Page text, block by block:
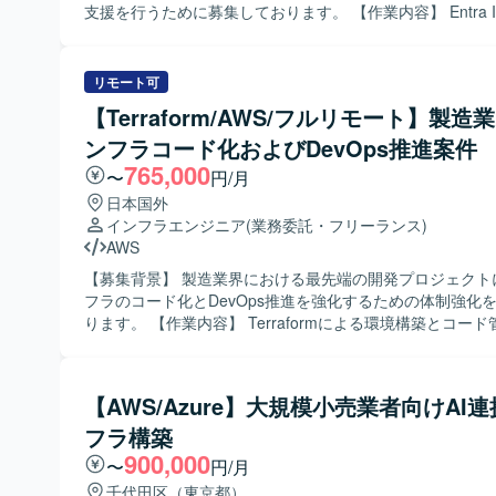
支援を行うために募集しております。 【作業内容】 Entra IDおよび
術サポートを行っていただきます。ID管理においては、コ
運用効率化、セキュリティ向上、ガバナンス強化を目的と
援を行っていただきます。アクセス管理では、セキュリテ
的とした各種ポリシー運用や改善を担当していただきます
管理では、セキュリティ向上および運用効率化を目的とし
設計や運用支援を行っていただきます。アプリ管理におい
ュリティ向上を目的としたアプリ配布やアプリ保護ポリシ
援を行っていただきます。AVD実装においては、ID統合管
点からEntra IDおよびIntuneに関する技術サポートを実施
ます。 【求める人物像】 課題の背景や要件を正しく理解し、主体的に
解決策を検討し提案から実施まで推進できる方を求めてお
しい技術を積極的に学び、自らの知識として吸収できる方
られる方を求めております。 【ポジションの魅力】 Entra IDおよび
Intuneを中心とした最新のID管理およびデバイス管理基盤
わることで、セキュリティやガバナンス強化に直結する実
むことができます。ID管理やアクセス管理、デバイス管理
リモート可
【Terraform/AWS/フルリモート】製造
ンフラコード化およびDevOps推進案件
〜765,000円/月
日本国外
インフラエンジニア(業務委託・フリーランス)
AWS
【募集背景】 製造業界における最先端の開発プロジェク
フラのコード化とDevOps推進を強化するための体制強化
ります。 【作業内容】 Terraformによる環境構築とコード管理を行っ
だきます。 また、CI/CDおよび評価運用の仕組み化として
用基盤における効率的なCIプロセスの設計および実装、開
ードエディター）の整備とドキュメント化、クラウド上の
らコードエディターへの移行に伴う拡張機能やツールの設
【AWS/Azure】大規模小売業者向けAI
フラ構築
〜900,000円/月
千代田区（東京都）